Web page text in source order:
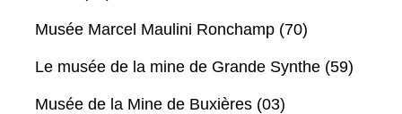
Musée Marcel Maulini Ronchamp (70)
Le musée de la mine de Grande Synthe (59)
Musée de la Mine de Buxières (03)